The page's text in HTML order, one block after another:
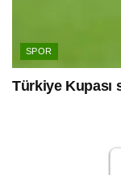
SPOR
Türkiye Kupası